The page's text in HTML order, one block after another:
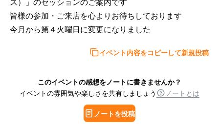
皆様の参加・ご来店を心よりお待ちしております
今月から第４火曜日に変更になりました
イベント内容をコピーして新規投稿
このイベントの感想をノートに書きませんか？
イベントの雰囲気や楽しさを共有しましょう
ノートとは
ノートを投稿